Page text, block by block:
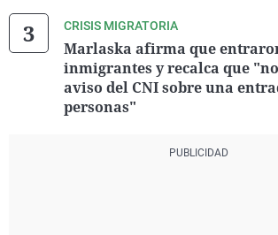
CRISIS MIGRATORIA
Marlaska afirma que
inmigrantes y recalca que
aviso del CNI sobre una
personas"